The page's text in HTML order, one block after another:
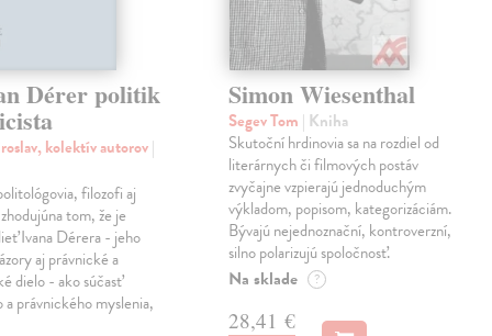
Dérer politik
kolektív autorov|
filozofi aj
tom, že je
Ivana Dérera - jeho
aj právnické a
dielo - ako súčasť
právnického myslenia,
Simon Wiesenthal
Segev Tom | Kniha
Skutoční hrdinovia sa na rozdiel od
literárnych či filmových postáv
zvyčajne vzpierajú jednoduchým
výkladom, popisom, kategorizáciám.
Bývajú nejednoznační, kontroverzní,
silno polarizujú spoločnosť.
Na sklade ?
28,41 €